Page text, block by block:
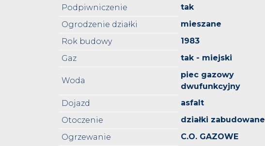
Podpiwniczenie
tak
Ogrodzenie działki
mieszane
Rok budowy
1983
Gaz
tak - miejski
Woda
piec gazowy
dwufunkcyjny
Dojazd
asfalt
Otoczenie
działki zabudowane
Ogrzewanie
C.O. GAZOWE